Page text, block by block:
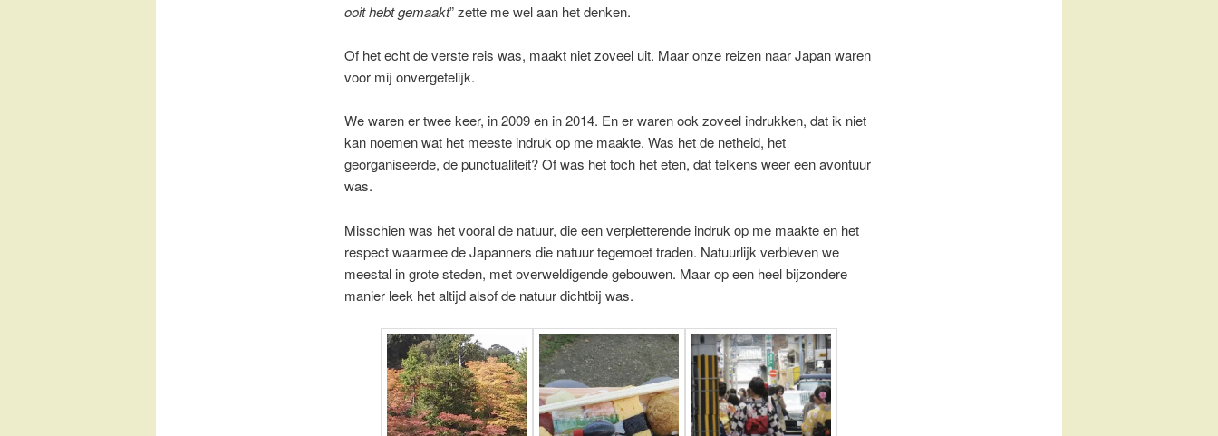
ooit hebt gemaakt” zette me wel aan het denken.
Of het echt de verste reis was, maakt niet zoveel uit. Maar onze reizen naar Japan waren
voor mij onvergetelijk.
We waren er twee keer, in 2009 en in 2014. En er waren ook zoveel indrukken, dat ik niet
kan noemen wat het meeste indruk op me maakte. Was het de netheid, het
georganiseerde, de punctualiteit? Of was het toch het eten, dat telkens weer een avontuur
was.
Misschien was het vooral de natuur, die een verpletterende indruk op me maakte en het
respect waarmee de Japanners die natuur tegemoet traden. Natuurlijk verbleven we
meestal in grote steden, met overweldigende gebouwen. Maar op een heel bijzondere
manier leek het altijd alsof de natuur dichtbij was.